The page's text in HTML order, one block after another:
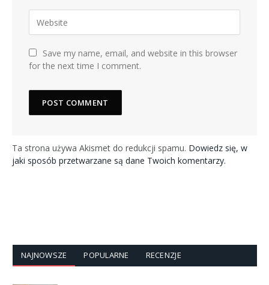
Save my name, email, and website in this browser
for the next time I comment.
Ta strona używa Akismet do redukcji spamu. Dowiedz się, w
jaki sposób przetwarzane są dane Twoich komentarzy.
NAJNOWSZE POPULARNE RECENZJE